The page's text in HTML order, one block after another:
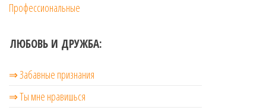
Профессиональные
ЛЮБОВЬ И ДРУЖБА:
⇒ Забавные признания
⇒ Ты мне нравишься